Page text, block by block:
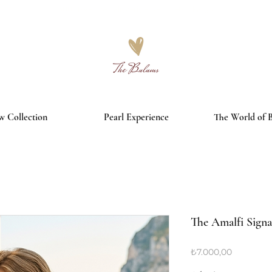
Collection Pearl Experience The World of
The Amalfi
₺7.000,00Fiyat